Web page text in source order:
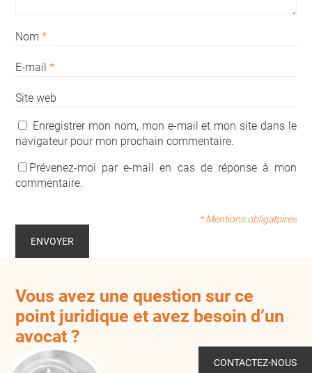
Nom *
E-mail *
Site web
Enregistrer mon nom, mon e-mail et mon site dans le
navigateur pour mon prochain commentaire.
Prévenez-moi par e-mail en cas de réponse à mon
commentaire.
* Mentions obligatoires
Vous avez une question sur ce
point juridique et avez besoin d’un
avocat ?
CONTACTEZ-NOUS